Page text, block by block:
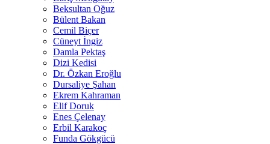
Beksultan Oğuz
Bülent Bakan
Cemil Biçer
Cüneyt İngiz
Damla Pektaş
Dizi Kedisi
Dr. Özkan Eroğlu
Dursaliye Şahan
Ekrem Kahraman
Elif Doruk
Enes Çelenay
Erbil Karakoç
Funda Gökgücü